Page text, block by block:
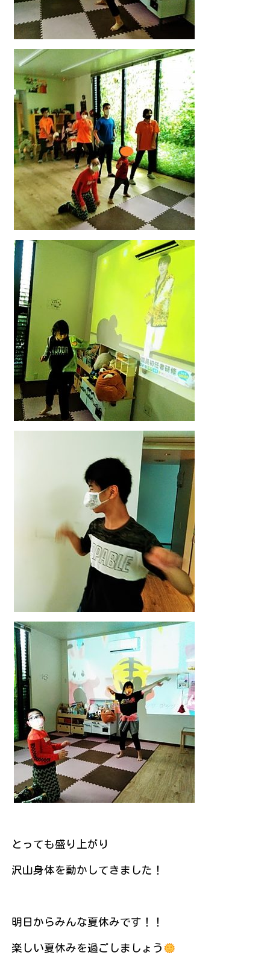
とっても盛り上がり
沢山身体を動かしてきました！
明日からみんな夏休みです！！
楽しい夏休みを過ごしましょう